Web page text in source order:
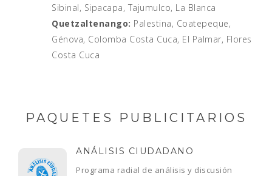
Sibinal, Sipacapa, Tajumulco, La Blanca
Quetzaltenango: Palestina, Coatepeque,
Génova, Colomba Costa Cuca, El Palmar, Flores
Costa Cuca
PAQUETES PUBLICITARIOS
ANÁLISIS CIUDADANO
Programa radial de análisis y discusión